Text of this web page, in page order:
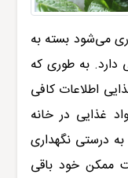
می‌شود بسته به
دارد. به طوری که
اطلاعات کافی
غذایی در خانه
درستی نگهداری
ممکن خود باقی